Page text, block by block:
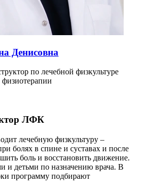
Денисовна
по лечебной физкультуре
ЛФК
лечебную физкультуру –
болях в спине и суставах и после
боль и восстановить движение.
и детьми по назначению врача. В
программу подбирают